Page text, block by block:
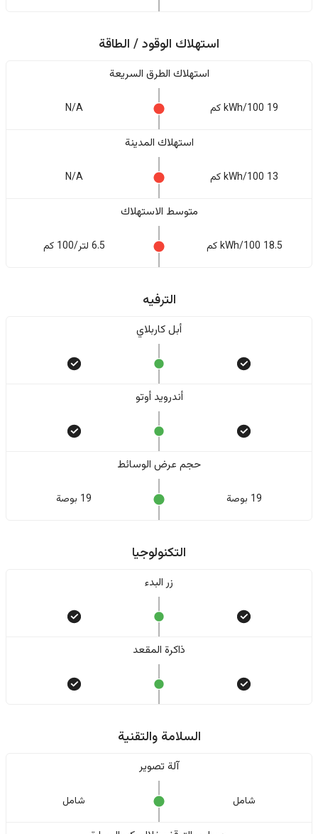
استهلاك الوقود / الطاقة
استهلاك الطرق السريعة
19 kWh/100 كم N/A
استهلاك المدينة
13 kWh/100 كم N/A
متوسط الاستهلاك
18.5 kWh/100 كم 6.5 لتر/100 كم
الترفيه
أبل كاربلاي
أندرويد أوتو
حجم عرض الوسائط
19 بوصة 19 بوصة
التكنولوجيا
زر البدء
ذاكرة المقعد
السلامة والتقنية
آلة تصوير
شامل شامل